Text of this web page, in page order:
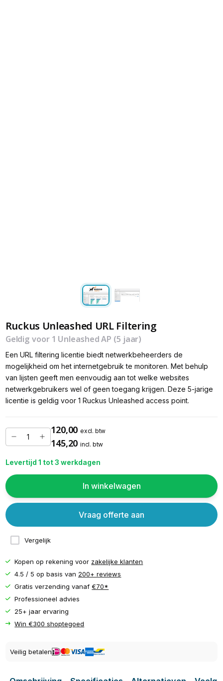
Ruckus Unleashed URL Filtering
Geldig voor 1 Unleashed AP (5 jaar)
Een URL filtering licentie biedt netwerkbeheerders de
mogelijkheid om het internetgebruik te monitoren. Met behulp
van lijsten geeft men eenvoudig aan tot welke websites
netwerkgebruikers wel of geen toegang krijgen. Deze 5-jarige
licentie is geldig voor 1 Ruckus Unleashed access point.
120,00 excl. btw
145,20 incl. btw
Levertijd 1 tot 3 werkdagen
In winkelwagen
Vergelijk
Vraag offerte aan
Kopen op rekening voor zakelijke klanten
4.5 / 5 op basis van 200+ reviews
Gratis verzending vanaf€70*
Professioneel advies
25+ jaar ervaring
Win €300 shoptegoed
Veilig betalen